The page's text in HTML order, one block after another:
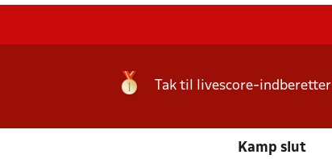
Tak til livescore-indberetter
Kamp slut